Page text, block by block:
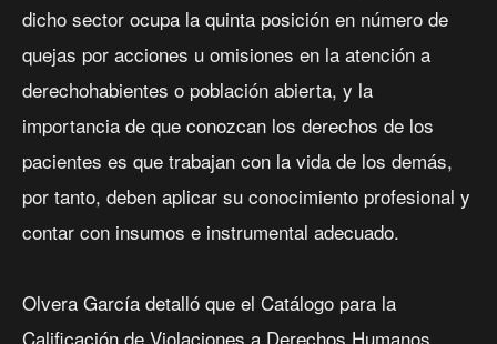
dicho sector ocupa la quinta posición en número de
quejas por acciones u omisiones en la atención a
derechohabientes o población abierta, y la
importancia de que conozcan los derechos de los
pacientes es que trabajan con la vida de los demás,
por tanto, deben aplicar su conocimiento profesional y
contar con insumos e instrumental adecuado.
Olvera García detalló que el Catálogo para la
Calificación de Violaciones a Derechos Humanos,